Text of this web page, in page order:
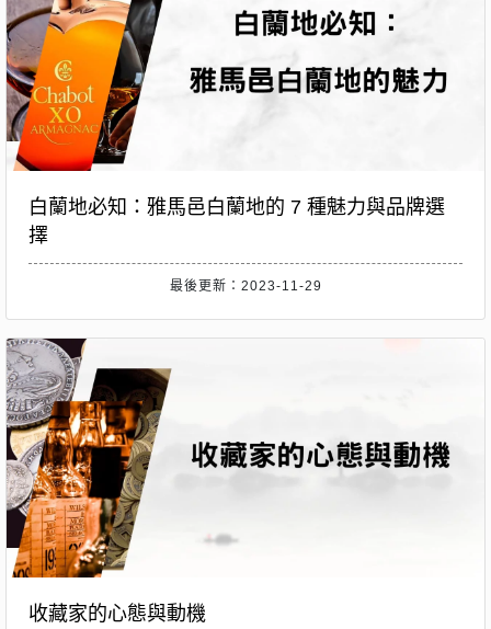
白蘭地必知：雅馬邑白蘭地的 7 種魅力與品牌選
擇
最後更新：2023-11-29
收藏家的心態與動機